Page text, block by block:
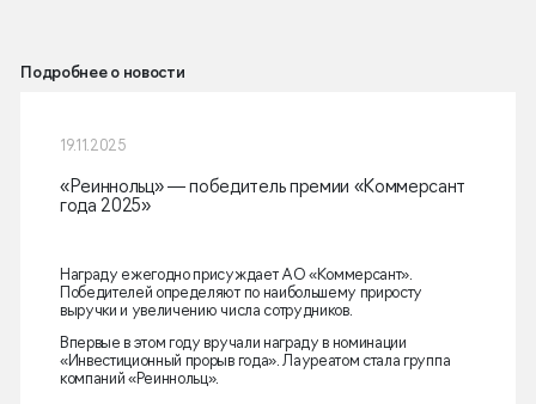
Подробнее о новости
19.11.2025
«Реиннольц» — победитель премии «Коммерсант
года 2025»
Награду ежегодно присуждает АО «Коммерсант».
Победителей определяют по наибольшему приросту
выручки и увеличению числа сотрудников.
Впервые в этом году вручали награду в номинации
«Инвестиционный прорыв года». Лауреатом стала группа
компаний «Реиннольц».